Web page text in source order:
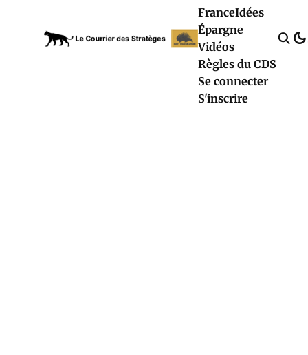
FranceIdées
Épargne
Vidéos
Règles du CDS
Se connecter
S'inscrire